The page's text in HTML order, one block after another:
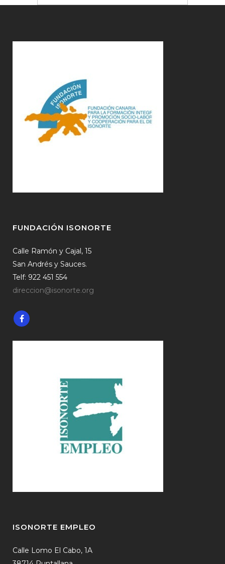
FUNDACIÓN ISONORTE
Calle Ramón y Cajal, 15
San Andrés y Sauces.
Telf: 922 451 554
direccion@isonorte.org
ISONORTE EMPLEO
Calle Lomo El Cabo, 1A